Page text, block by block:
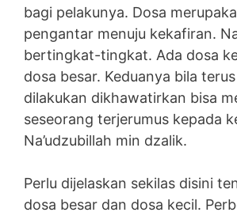
bagi pelakunya. Dosa
pengantar menuju kekafiran.
bertingkat-tingkat. Ada dosa
dosa besar. Keduanya bila
dilakukan dikhawatirkan bisa
seseorang terjerumus kepada
Na’udzubillah min dzalik.
Perlu dijelaskan sekilas disini
dosa besar dan dosa kecil.